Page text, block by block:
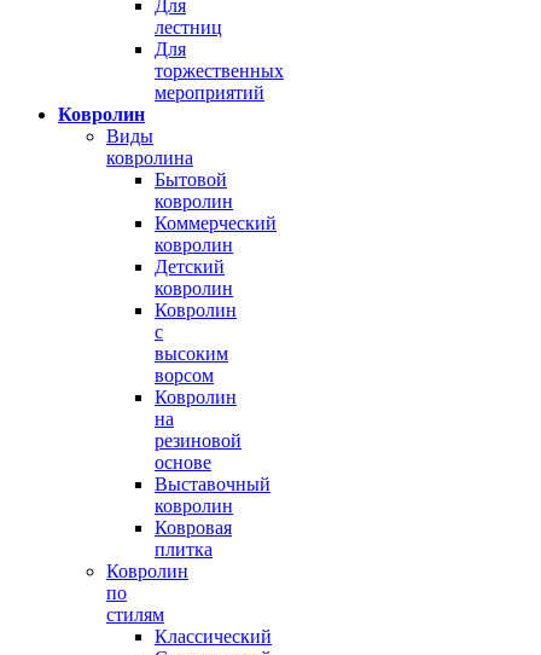
Для
лестниц
Для
торжественных
мероприятий
Ковролин
Виды
ковролина
Бытовой
ковролин
Коммерческий
ковролин
Детский
ковролин
Ковролин
с
высоким
ворсом
Ковролин
на
резиновой
основе
Выставочный
ковролин
Ковровая
плитка
Ковролин
по
стилям
Классический